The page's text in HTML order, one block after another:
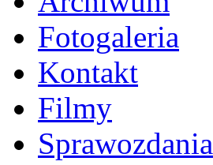
Fotogaleria
Kontakt
Filmy
Sprawozdania